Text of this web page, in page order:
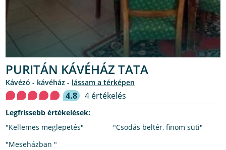
PURITÁN KÁVÉHÁZ TATA
kávézó - kávéház - lássam a térképen
4.8 4 értékelés
Legfrissebb értékelések:
"Kellemes meglepetés"
"Csodás beltér, finom süti"
"Meseházban "